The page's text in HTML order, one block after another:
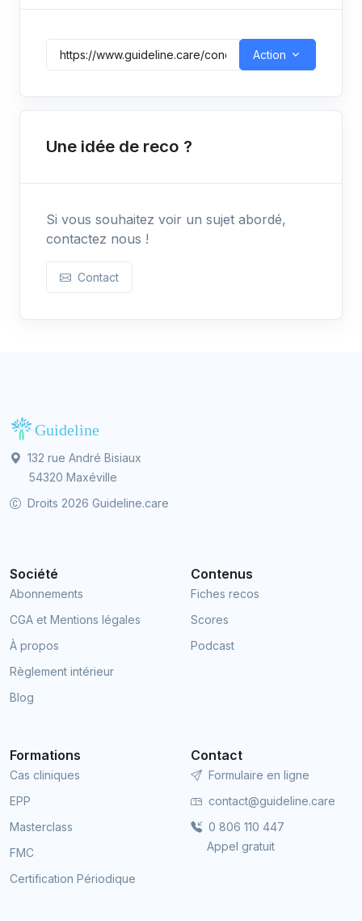
Action
Une idée de reco ?
Si vous souhaitez voir un sujet abordé,
contactez nous !
Contact
132 rue André Bisiaux
54320 Maxéville
Droits 2026 Guideline.care
Société
Abonnements
CGA et Mentions légales
À propos
Règlement intérieur
Blog
Contenus
Fiches recos
Scores
Podcast
Formations
Cas cliniques
EPP
Masterclass
FMC
Certification Périodique
Contact
Formulaire en ligne
contact@guideline.care
0 806 110 447
Appel gratuit